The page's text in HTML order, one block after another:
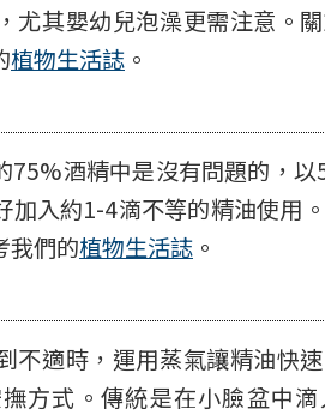
尤其嬰幼兒泡澡更需注意。
植物生活誌 。
75%酒精中是沒有問題的，
加入約1-4滴不等的精油使用
我們的植物生活誌 。
不適時，運用蒸氣讓精油快
方式。傳統是在小臉盆中